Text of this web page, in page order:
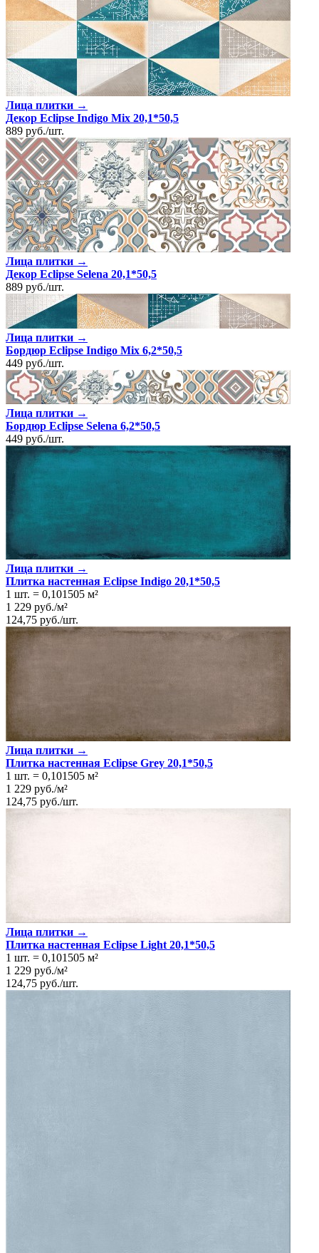
Лица плитки →
Декор Eclipse Indigo Mix 20,1*50,5
889 руб./шт.
Лица плитки →
Декор Eclipse Selena 20,1*50,5
889 руб./шт.
Лица плитки →
Бордюр Eclipse Indigo Mix 6,2*50,5
449 руб./шт.
Лица плитки →
Бордюр Eclipse Selena 6,2*50,5
449 руб./шт.
Лица плитки →
Плитка настенная Eclipse Indigo 20,1*50,5
1 шт. = 0,101505 м²
1 229 руб./м²
124,75 руб./шт.
Лица плитки →
Плитка настенная Eclipse Grey 20,1*50,5
1 шт. = 0,101505 м²
1 229 руб./м²
124,75 руб./шт.
Лица плитки →
Плитка настенная Eclipse Light 20,1*50,5
1 шт. = 0,101505 м²
1 229 руб./м²
124,75 руб./шт.